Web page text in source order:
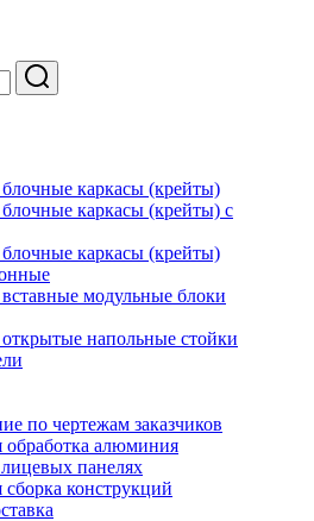
каркасы (крейты)
каркасы (крейты) с
каркасы (крейты)
модульные блоки
напольные стойки
по чертежам заказчиков
обработка алюминия
панелях
конструкций